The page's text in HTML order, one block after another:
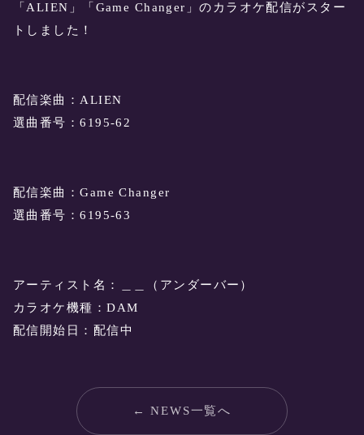
「ALIEN」「Game Changer」のカラオケ配信がスター
トしました！
配信楽曲：ALIEN
選曲番号：6195-62
配信楽曲：Game Changer
選曲番号：6195-63
‪アーティスト名：＿＿（アンダーバー）‬
‪カラオケ機種：DAM‬
‪配信開始日：配信中
← NEWS一覧へ